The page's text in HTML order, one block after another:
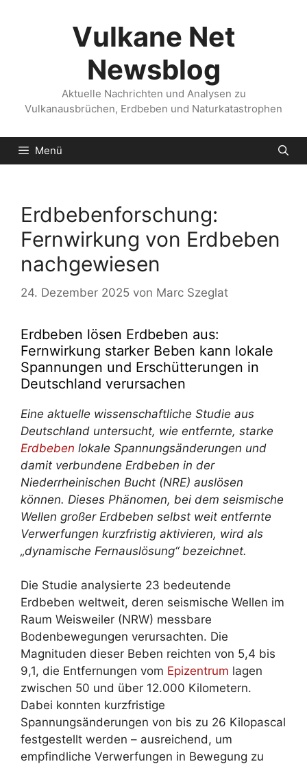
Vulkane Net
Newsblog
Aktuelle Nachrichten und Analysen zu
Vulkanausbrüchen, Erdbeben und Naturkatastrophen
Menü
Erdbebenforschung:
Fernwirkung von Erdbeben
nachgewiesen
24. Dezember 2025 von Marc Szeglat
Erdbeben lösen Erdbeben aus:
Fernwirkung starker Beben kann lokale
Spannungen und Erschütterungen in
Deutschland verursachen
Eine aktuelle wissenschaftliche Studie aus
Deutschland untersucht, wie entfernte, starke
Erdbeben lokale Spannungsänderungen und
damit verbundene Erdbeben in der
Niederrheinischen Bucht (NRE) auslösen
können. Dieses Phänomen, bei dem seismische
Wellen großer Erdbeben selbst weit entfernte
Verwerfungen kurzfristig aktivieren, wird als
„dynamische Fernauslösung“ bezeichnet.
Die Studie analysierte 23 bedeutende
Erdbeben weltweit, deren seismische Wellen im
Raum Weisweiler (NRW) messbare
Bodenbewegungen verursachten. Die
Magnituden dieser Beben reichten von 5,4 bis
9,1, die Entfernungen vom Epizentrum lagen
zwischen 50 und über 12.000 Kilometern.
Dabei konnten kurzfristige
Spannungsänderungen von bis zu 26 Kilopascal
festgestellt werden – ausreichend, um
empfindliche Verwerfungen in Bewegung zu